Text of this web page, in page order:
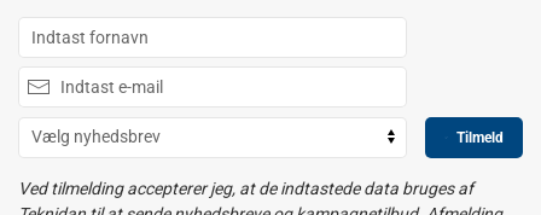
Tilmeld
Ved tilmelding accepterer jeg, at de indtastede data bruges af